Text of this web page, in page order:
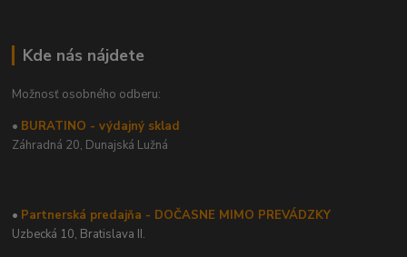
Kde nás nájdete
Možnosť osobného odberu:
• BURATINO - výdajný sklad
Záhradná 20, Dunajská Lužná
• Partnerská predajňa - DOČASNE MIMO PREVÁDZKY
Uzbecká 10, Bratislava II.